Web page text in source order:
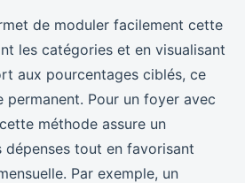
de moduler facilement cette
les catégories et en visualisant
aux pourcentages ciblés, ce
Pour un foyer avec
méthode assure un
dépenses tout en favorisant
Par exemple, un